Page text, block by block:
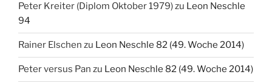
Peter Kreiter (Diplom Oktober 1979)zu Leon Neschle
94
Rainer Elschen zu Leon Neschle 82 (49. Woche 2014)
Peter versus Pan zu Leon Neschle 82 (49. Woche 2014)